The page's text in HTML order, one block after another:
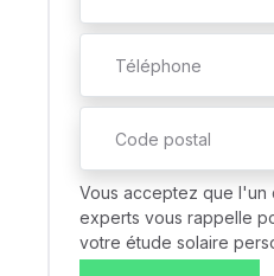
Vous acceptez que l'un
experts vous rappelle
votre étude solaire